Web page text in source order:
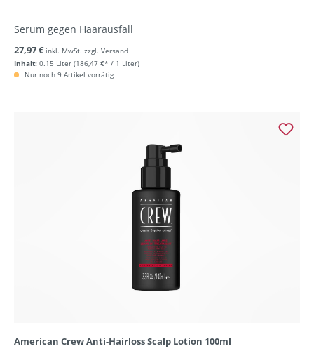
Serum gegen Haarausfall
Inhalt: 0.15 Liter (186,47 €* / 1 Liter)
27,97 € inkl. MwSt. zzgl. Versand
Nur noch 9 Artikel vorrätig
American Crew Anti-Hairloss Scalp Lotion 100ml